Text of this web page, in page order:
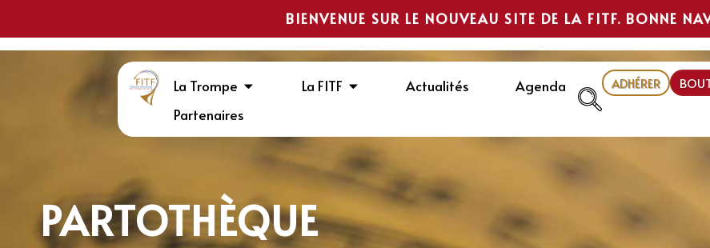
BIENVENUE SUR LE NOUVEAU SITE DE LA FITF. BONNE
La Trompe La FITF Actualités
Agenda
Partenaires
ADHÉRER
PARTOTHÈQUE